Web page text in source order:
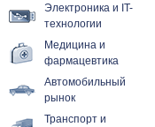
Электроника и IT-
технологии
Медицина и
фармацевтика
Автомобильный
рынок
Транспорт и